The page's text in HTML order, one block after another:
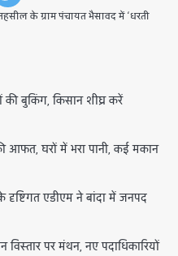
के ग्राम पंचायत भैसावद में ‘धरती
की बुकिंग, किसान शीघ्र करें
आफत, घरों में भरा पानी, कई मकान
दृष्टिगत एडीएम ने बांदा में जनपद
विस्तार पर मंथन, नए पदाधिकारियों